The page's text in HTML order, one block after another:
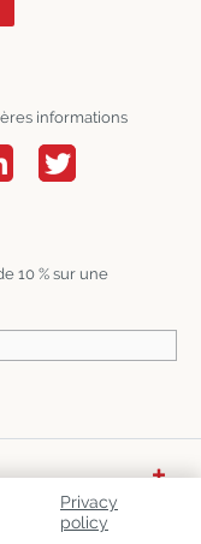
informations
10 % sur une
Privacy
policy